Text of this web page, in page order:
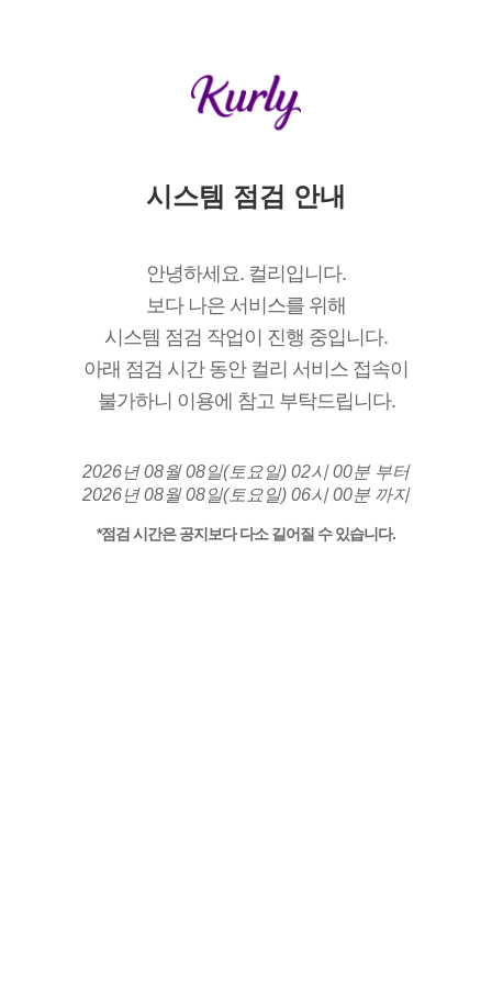
시스템 점검 안내
안녕하세요. 컬리입니다.
보다 나은 서비스를 위해
시스템 점검 작업이 진행 중입니다.
아래 점검 시간 동안 컬리 서비스 접속이
불가하니 이용에 참고 부탁드립니다.
2026년 08월 08일(토요일) 02시 00분 부터
2026년 08월 08일(토요일) 06시 00분 까지
*점검 시간은 공지보다 다소 길어질 수 있습니다.